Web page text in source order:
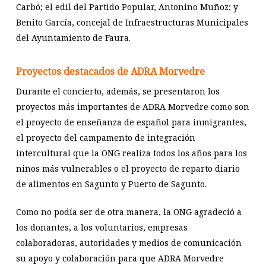
Carbó; el edil del Partido Popular, Antonino Muñoz; y
Benito García, concejal de Infraestructuras Municipales
del Ayuntamiento de Faura.
Proyectos destacados de ADRA Morvedre
Durante el concierto, además, se presentaron los
proyectos más importantes de ADRA Morvedre como son
el proyecto de enseñanza de español para inmigrantes,
el proyecto del campamento de integración
intercultural que la ONG realiza todos los años para los
niños más vulnerables o el proyecto de reparto diario
de alimentos en Sagunto y Puerto de Sagunto.
Como no podía ser de otra manera, la ONG agradeció a
los donantes, a los voluntarios, empresas
colaboradoras, autoridades y medios de comunicación
su apoyo y colaboración para que ADRA Morvedre